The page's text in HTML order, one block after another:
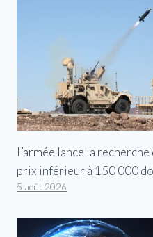
L’armée lance la
prix inférieur à 150 000
5 août 2026